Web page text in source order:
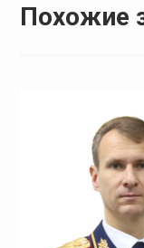
Похожие